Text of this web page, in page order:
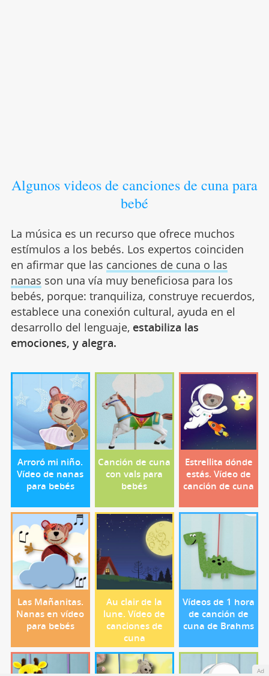
Algunos videos de canciones de cuna para
bebé
La música es un recurso que ofrece muchos
estímulos a los bebés. Los expertos coinciden
en afirmar que las canciones de cuna o las
nanas son una vía muy beneficiosa para los
bebés, porque: tranquiliza, construye recuerdos,
establece una conexión cultural, ayuda en el
desarrollo del lenguaje, estabiliza las
emociones, y alegra.
Arroró mi niño.
Vídeo de nanas
para bebés
Canción de cuna
con vals para
bebés
Estrellita dónde
estás. Vídeo de
canción de cuna
Las Mañanitas.
Nanas en vídeo
para bebés
Au clair de la
lune. Vídeo de
canciones de
cuna
Vídeos de 1 hora
de canción de
cuna de Brahms
Ad